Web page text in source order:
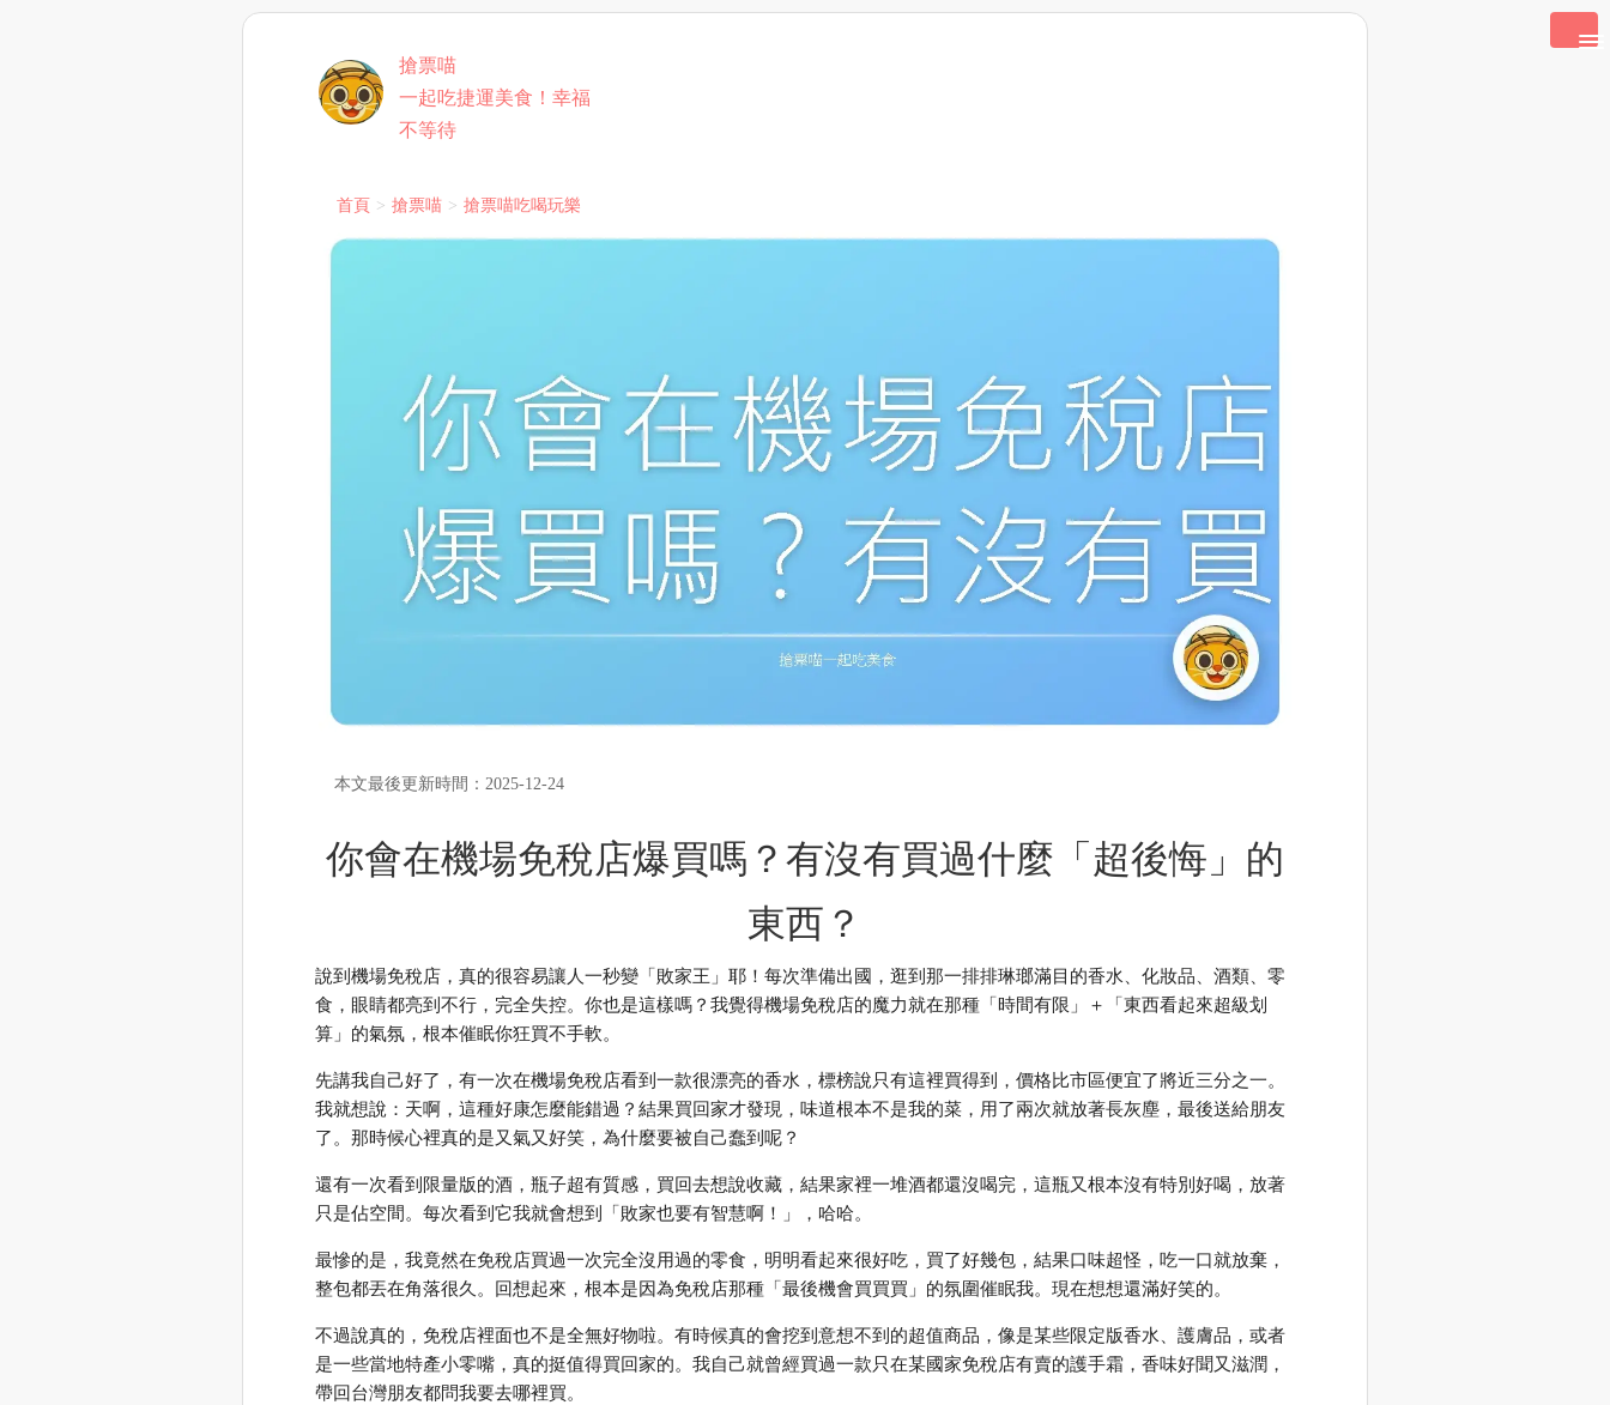
搶票喵
一起吃捷運美食！幸福
不等待
首頁 搶票喵 搶票喵吃喝玩樂
本文最後更新時間：2025-12-24
你會在機場免稅店爆買嗎？有沒有買過什麼「超後悔」的
東西？
說到機場免稅店，真的很容易讓人一秒變「敗家王」耶！每次準備出國，逛到那一排排琳瑯滿目的香水、化妝品、酒類、零
食，眼睛都亮到不行，完全失控。你也是這樣嗎？我覺得機場免稅店的魔力就在那種「時間有限」＋「東西看起來超級划
算」的氣氛，根本催眠你狂買不手軟。
先講我自己好了，有一次在機場免稅店看到一款很漂亮的香水，標榜說只有這裡買得到，價格比市區便宜了將近三分之一。
我就想說：天啊，這種好康怎麼能錯過？結果買回家才發現，味道根本不是我的菜，用了兩次就放著長灰塵，最後送給朋友
了。那時候心裡真的是又氣又好笑，為什麼要被自己蠢到呢？
還有一次看到限量版的酒，瓶子超有質感，買回去想說收藏，結果家裡一堆酒都還沒喝完，這瓶又根本沒有特別好喝，放著
只是佔空間。每次看到它我就會想到「敗家也要有智慧啊！」，哈哈。
最慘的是，我竟然在免稅店買過一次完全沒用過的零食，明明看起來很好吃，買了好幾包，結果口味超怪，吃一口就放棄，
整包都丟在角落很久。回想起來，根本是因為免稅店那種「最後機會買買買」的氛圍催眠我。現在想想還滿好笑的。
不過說真的，免稅店裡面也不是全無好物啦。有時候真的會挖到意想不到的超值商品，像是某些限定版香水、護膚品，或者
是一些當地特產小零嘴，真的挺值得買回家的。我自己就曾經買過一款只在某國家免稅店有賣的護手霜，香味好聞又滋潤，
帶回台灣朋友都問我要去哪裡買。